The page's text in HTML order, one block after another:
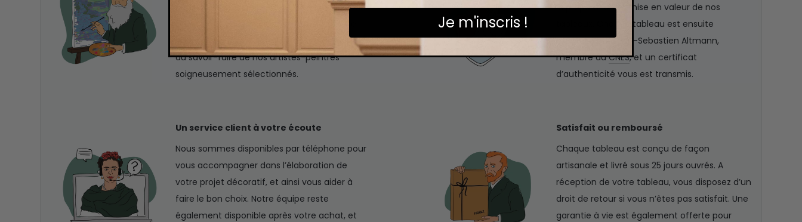
nous utilisons la peinture à l’huile. Nos tableaux
sans pareille. Ce résultat fascinant est le fruit
du savoir-faire de nos artistes-peintres
soigneusement sélectionnés.
la préparation et mise en valeur de nos
tableaux. Chaque tableau est ensuite
expertisé par Jean-Sebastien Altmann,
membre duCNES, et un certificat
d’authenticité vous est transmis.
Un service client à votre écoute
Nous sommes disponibles par téléphone pour
vous accompagner dans l’élaboration de
votre projet décoratif, et ainsi vous aider à
faire le bon choix. Notre équipe reste
également disponible après votre achat, et
Satisfait ou remboursé
Chaque tableau est conçu de façon
artisanale et livré sous 25 jours ouvrés. A
réception de votre tableau, vous disposez d’un
droit de retour si vous n’êtes pas satisfait. Une
garantie à vie est également offerte pour
Je m'inscris !